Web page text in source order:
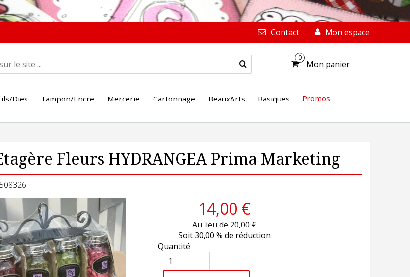
Contact Mon espace
0
Mon panier
Dies Tampon/Encre Mercerie Cartonnage BeauxArts Basiques
Promos
Fleurs HYDRANGEA Prima Marketing
14,00 €
Au lieu de 20,00 €
Soit 30,00 % de réduction
Quantité